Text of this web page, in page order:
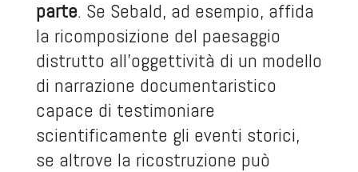
parte. Se Sebald, ad esempio, affida
la ricomposizione del paesaggio
distrutto all’oggettività di un modello
di narrazione documentaristico
capace di testimoniare
scientificamente gli eventi storici,
se altrove la ricostruzione può